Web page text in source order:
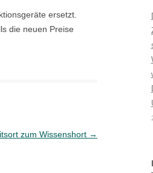
ersetzt.
die neuen Preise
zum Wissenshort →